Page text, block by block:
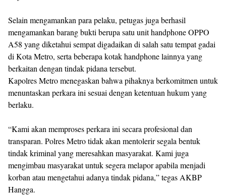
Selain mengamankan para pelaku, petugas juga berhasil
mengamankan barang bukti berupa satu unit handphone OPPO
A58 yang diketahui sempat digadaikan di salah satu tempat gadai
di Kota Metro, serta beberapa kotak handphone lainnya yang
berkaitan dengan tindak pidana tersebut.
Kapolres Metro menegaskan bahwa pihaknya berkomitmen untuk
menuntaskan perkara ini sesuai dengan ketentuan hukum yang
berlaku.
“Kami akan memproses perkara ini secara profesional dan
transparan. Polres Metro tidak akan mentolerir segala bentuk
tindak kriminal yang meresahkan masyarakat. Kami juga
mengimbau masyarakat untuk segera melapor apabila menjadi
korban atau mengetahui adanya tindak pidana,” tegas AKBP
Hangga.